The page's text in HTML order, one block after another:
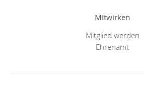
Mitwirken
Mitglied werden
Ehrenamt